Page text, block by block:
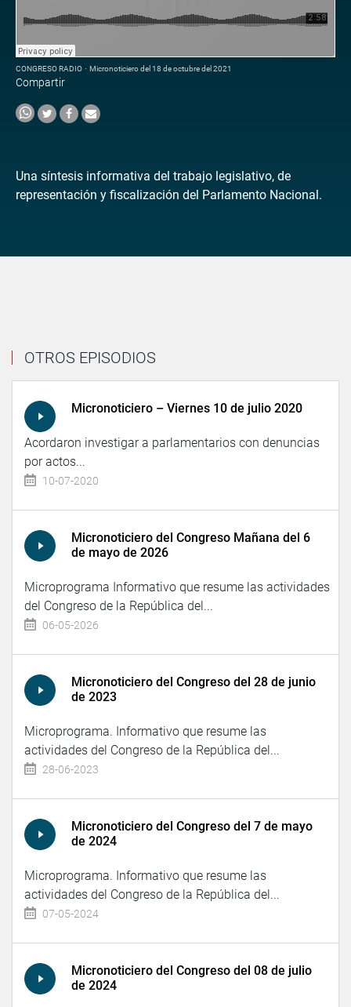
CONGRESO RADIO · Micronoticiero del 18 de octubre del 2021
Compartir
Una síntesis informativa del trabajo legislativo, de
representación y fiscalización del Parlamento Nacional.
OTROS EPISODIOS
Micronoticiero – Viernes 10 de julio 2020
Acordaron investigar a parlamentarios con denuncias
por actos...
10-07-2020
Micronoticiero del Congreso Mañana del 6
de mayo de 2026
Microprograma Informativo que resume las actividades
del Congreso de la República del...
06-05-2026
Micronoticiero del Congreso del 28 de junio
de 2023
Microprograma. Informativo que resume las
actividades del Congreso de la República del...
28-06-2023
Micronoticiero del Congreso del 7 de mayo
de 2024
Microprograma. Informativo que resume las
actividades del Congreso de la República del...
07-05-2024
Micronoticiero del Congreso del 08 de julio
de 2024